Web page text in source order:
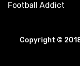
Football Addict
Copyright ©